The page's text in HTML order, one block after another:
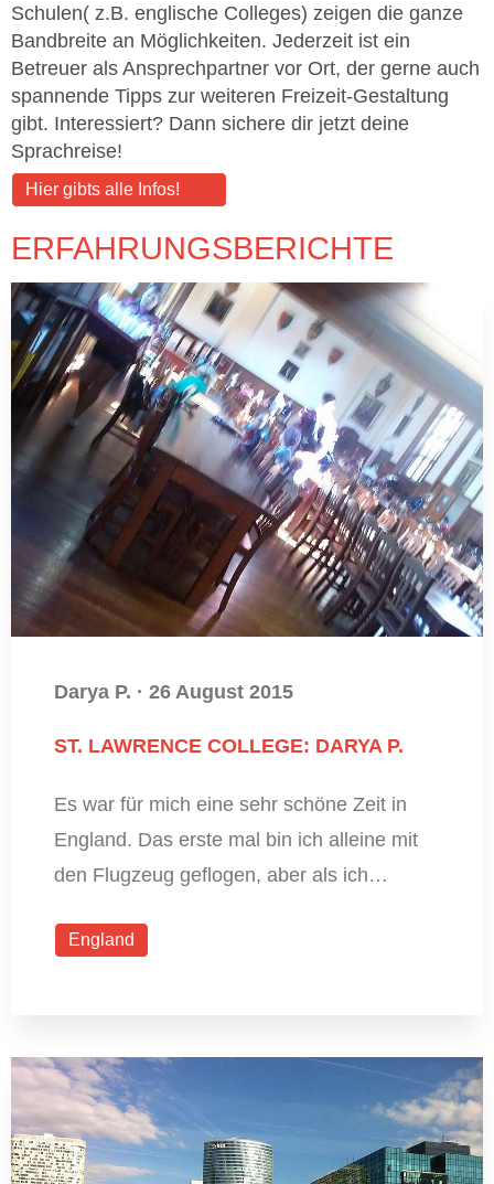
Schulen( z.B. englische Colleges) zeigen die ganze
Bandbreite an Möglichkeiten. Jederzeit ist ein
Betreuer als Ansprechpartner vor Ort, der gerne auch
spannende Tipps zur weiteren Freizeit-Gestaltung
gibt. Interessiert? Dann sichere dir jetzt deine
Sprachreise!
Hier gibts alle Infos!
ERFAHRUNGSBERICHTE
Darya P. · 26 August 2015
ST. LAWRENCE COLLEGE: DARYA P.
Es war für mich eine sehr schöne Zeit in
England. Das erste mal bin ich alleine mit
den Flugzeug geflogen, aber als ich…
England